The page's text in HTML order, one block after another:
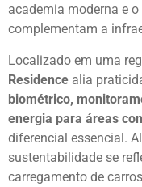
academia moderna e
complementam a
Localizado em uma
Residence alia
biométrico,
energia para áreas
diferencial essencial.
sustentabilidade se
carregamento de